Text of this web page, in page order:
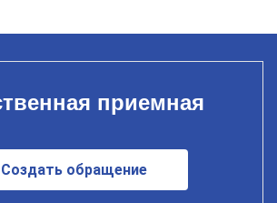
приемная
Создать обращение